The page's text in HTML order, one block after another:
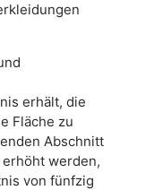
erhält, die
Fläche zu
Abschnitt
werden,
von fünfzig